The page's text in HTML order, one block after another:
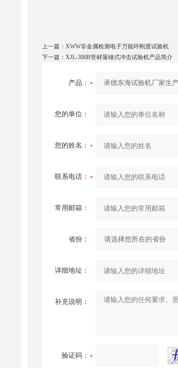
上一篇： XWW非金属检测电子万能环刚度试验机
下一篇： XJL-300B管材落锤式冲击试验机产品简介
产品：
您的单位：
您的姓名：
联系电话：
常用邮箱：
省份：
详细地址：
补充说明：
验证码：